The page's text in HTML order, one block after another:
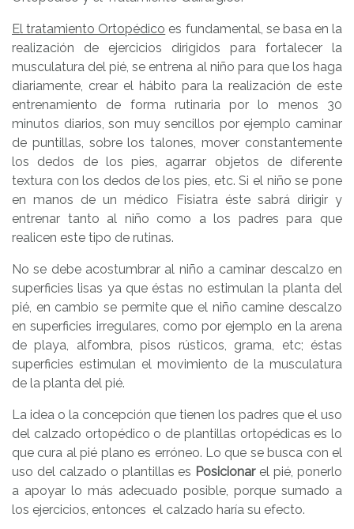
El tratamiento Ortopédico es fundamental, se basa en la
realización de ejercicios dirigidos para fortalecer la
musculatura del pié, se entrena al niño para que los haga
diariamente, crear el hábito para la realización de este
entrenamiento de forma rutinaria por lo menos 30
minutos diarios, son muy sencillos por ejemplo caminar
de puntillas, sobre los talones, mover constantemente
los dedos de los pies, agarrar objetos de diferente
textura con los dedos de los pies, etc. Si el niño se pone
en manos de un médico Fisiatra éste sabrá dirigir y
entrenar tanto al niño como a los padres para que
realicen este tipo de rutinas.
No se debe acostumbrar al niño a caminar descalzo en
superficies lisas ya que éstas no estimulan la planta del
pié, en cambio se permite que el niño camine descalzo
en superficies irregulares, como por ejemplo en la arena
de playa, alfombra, pisos rústicos, grama, etc; éstas
superficies estimulan el movimiento de la musculatura
de la planta del pié.
La idea o la concepción que tienen los padres que el uso
del calzado ortopédico o de plantillas ortopédicas es lo
que cura al pié plano es erróneo. Lo que se busca con el
uso del calzado o plantillas es Posicionar el pié, ponerlo
a apoyar lo más adecuado posible, porque sumado a
los ejercicios, entonces el calzado haría su efecto.